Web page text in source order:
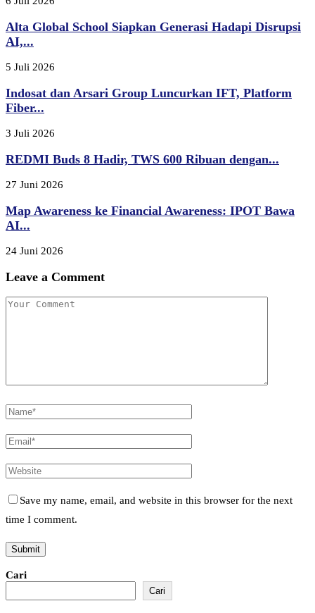
Alta Global School Siapkan Generasi Hadapi Disrupsi
AI,...
5 Juli 2026
Indosat dan Arsari Group Luncurkan IFT, Platform
Fiber...
3 Juli 2026
REDMI Buds 8 Hadir, TWS 600 Ribuan dengan...
27 Juni 2026
Map Awareness ke Financial Awareness: IPOT Bawa
AI...
24 Juni 2026
Leave a Comment
Save my name, email, and website in this browser for the next
time I comment.
Cari
Cari